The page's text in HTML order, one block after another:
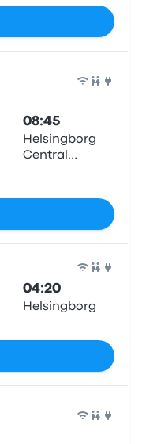
08:45
Helsingborg
Central
04:20
Helsingborg